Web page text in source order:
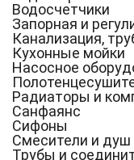
Водосчетчики
Запорная и
Канализация,
Кухонные мойки
Насосное
Радиаторы и
Санфаянс
Сифоны
Смесители и душ
Трубы и